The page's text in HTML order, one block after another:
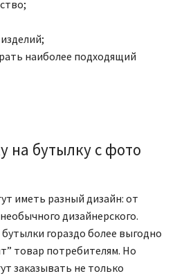
наиболее подходящий
на бутылку с фото
иметь разный дизайн: от
дизайнерского.
гораздо более выгодно
товар потребителям. Но
заказывать не только